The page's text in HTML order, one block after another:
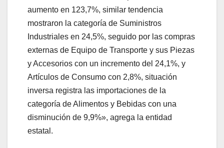
aumento en 123,7%, similar tendencia
mostraron la categoría de Suministros
Industriales en 24,5%, seguido por las compras
externas de Equipo de Transporte y sus Piezas
y Accesorios con un incremento del 24,1%, y
Artículos de Consumo con 2,8%, situación
inversa registra las importaciones de la
categoría de Alimentos y Bebidas con una
disminución de 9,9%», agrega la entidad
estatal.